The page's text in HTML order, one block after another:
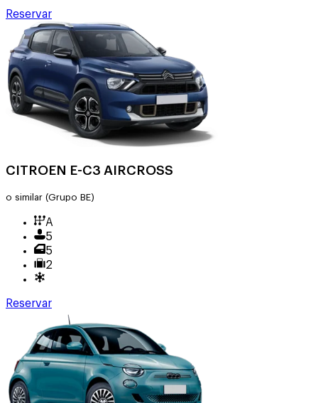
Reservar
CITROEN E-C3 AIRCROSS
o similar (Grupo BE)
A
5
5
2
Reservar